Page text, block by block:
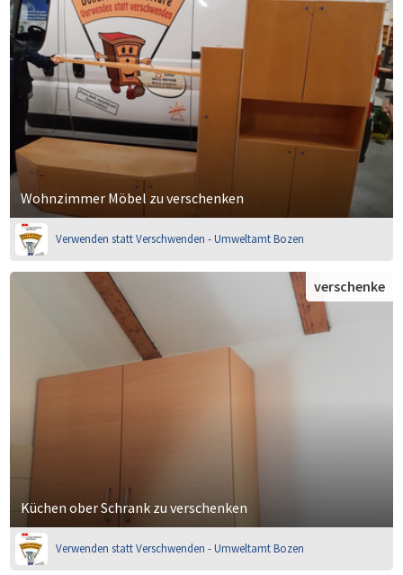
Wohnzimmer Möbel zu verschenken
Verwenden statt Verschwenden - Umweltamt Bozen
Küchen ober Schrank zu verschenken
verschenke
Verwenden statt Verschwenden - Umweltamt Bozen